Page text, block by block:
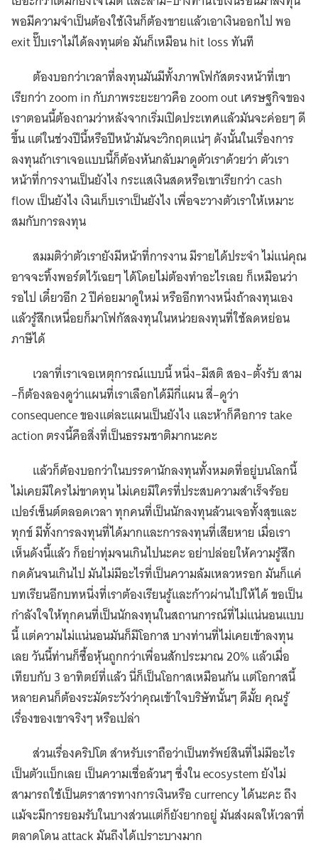
พอมีความจำเป็นต้องใช้เงินก็ต้องขายแล้วเอาเงินออกไป พอ
exit ปั๊บเราไม่ได้ลงทุนต่อ มันก็เหมือน hit loss ทันที
ต้องบอกว่าเวลาที่ลงทุนมันมีทั้งภาพโฟกัสตรงหน้าที่เขา
เรียกว่า zoom in กับภาพระยะยาวคือ zoom out เศรษฐกิจของ
เราตอนนี้ต้องถามว่าหลังจากเริ่มเปิดประเทศแล้วมันจะค่อยๆ ดี
ขึ้น แต่ในช่วงปีนี้หรือปีหน้ามันจะวิกฤตแน่ๆ ดังนั้นในเรื่องการ
ลงทุนถ้าเราเจอแบบนี้ก็ต้องหันกลับมาดูตัวเราด้วยว่า ตัวเรา
หน้าที่การงานเป็นยังไง กระแสเงินสดหรือเขาเรียกว่า cash
flow เป็นยังไง เงินเก็บเราเป็นยังไง เพื่อจะวางตัวเราให้เหมาะ
สมกับการลงทุน
สมมติว่าตัวเรายังมีหน้าที่การงาน มีรายได้ประจำ ไม่แน่คุณ
อาจจะทิ้งพอร์ตไว้เฉยๆ ได้โดยไม่ต้องทำอะไรเลย ก็เหมือนว่า
รอไป เดี๋ยวอีก 2 ปีค่อยมาดูใหม่ หรืออีกทางหนึ่งถ้าลงทุนเอง
แล้วรู้สึกเหนื่อยก็มาโฟกัสลงทุนในหน่วยลงทุนที่ใช้ลดหย่อน
ภาษีได้
เวลาที่เราเจอเหตุการณ์แบบนี้ หนึ่ง–มีสติ สอง–ตั้งรับ สาม
–ก็ต้องลองดูว่าแผนที่เราเลือกได้มีกี่แผน สี่–ดูว่า
consequence ของแต่ละแผนเป็นยังไง และห้าก็คือการ take
action ตรงนี้คือสิ่งที่เป็นธรรมชาติมากนะคะ
แล้วก็ต้องบอกว่าในบรรดานักลงทุนทั้งหมดที่อยู่บนโลกนี้
ไม่เคยมีใครไม่ขาดทุน ไม่เคยมีใครที่ประสบความสำเร็จร้อย
เปอร์เซ็นต์ตลอดเวลา ทุกคนที่เป็นนักลงทุนล้วนเจอทั้งสุขและ
ทุกข์ มีทั้งการลงทุนที่ได้มากและการลงทุนที่เสียหาย เมื่อเรา
เห็นดังนี้แล้ว ก็อย่าทุ่มจนเกินไปนะคะ อย่าปล่อยให้ความรู้สึก
กดดันจนเกินไป มันไม่มีอะไรที่เป็นความล้มเหลวหรอก มันก็แค่
บทเรียนอีกบทหนึ่งที่เราต้องเรียนรู้และก้าวผ่านไปให้ได้ ขอเป็น
กำลังใจให้ทุกคนที่เป็นนักลงทุนในสถานการณ์ที่ไม่แน่นอนแบบ
นี้ แต่ความไม่แน่นอนมันก็มีโอกาส บางท่านที่ไม่เคยเข้าลงทุน
เลย วันนี้ท่านก็ซื้อหุ้นถูกกว่าเพื่อนสักประมาณ 20% แล้วเมื่อ
เทียบกับ 3 อาทิตย์ที่แล้ว นี่ก็เป็นโอกาสเหมือนกัน แต่โอกาสนี้
หลายคนก็ต้องระมัดระวังว่าคุณเข้าใจบริษัทนั้นๆ ดีมั้ย คุณรู้
เรื่องของเขาจริงๆ หรือเปล่า
ส่วนเรื่องคริปโต สำหรับเราถือว่าเป็นทรัพย์สินที่ไม่มีอะไร
เป็นตัวแบ็กเลย เป็นความเชื่อล้วนๆ ซึ่งใน ecosystem ยังไม่
สามารถใช้เป็นตราสารทางการเงินหรือ currency ได้นะคะ ถึง
แม้จะมีการยอมรับในบางส่วนแต่ก็ยังยากอยู่ มันส่งผลให้เวลาที่
ตลาดโดน attack มันถึงได้เปราะบางมาก